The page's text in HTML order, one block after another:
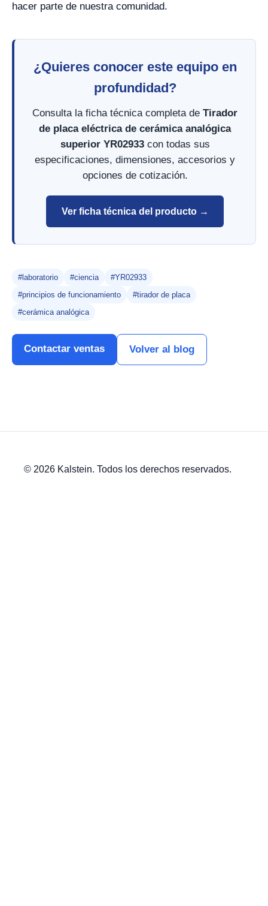
hacer parte de nuestra comunidad.
¿Quieres conocer este equipo en
profundidad?
Consulta la ficha técnica completa de Tirador
de placa eléctrica de cerámica analógica
superior YR02933con todas sus
especificaciones, dimensiones, accesorios y
opciones de cotización.
Ver ficha técnica del producto →
#laboratorio #ciencia
#YR02933
#principios de funcionamiento
#tirador de placa
#cerámica analógica
Contactar ventas Volver al blog
© 2026 Kalstein. Todos los derechos reservados.